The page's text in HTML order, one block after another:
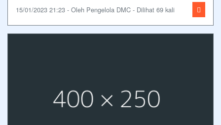
15/01/2023 21:23 - Oleh Pengelola DMC - Dilihat 69 kali